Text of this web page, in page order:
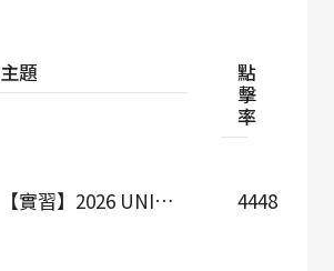
主題
點
擊
率
【實習】2026 UNIQLO U先培訓營 兩梯次熱烈招募中！ 4448